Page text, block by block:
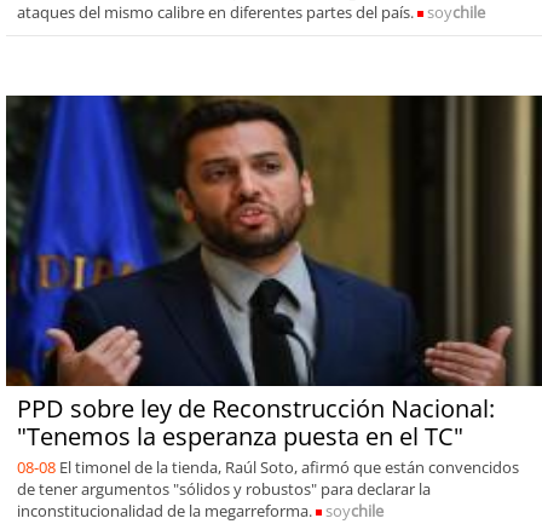
ataques del mismo calibre en diferentes partes del país.
soychile
PPD sobre ley de Reconstrucción Nacional:
"Tenemos la esperanza puesta en el TC"
08-08 El timonel de la tienda, Raúl Soto, afirmó que están convencidos
de tener argumentos "sólidos y robustos" para declarar la
inconstitucionalidad de la megarreforma.
soychile